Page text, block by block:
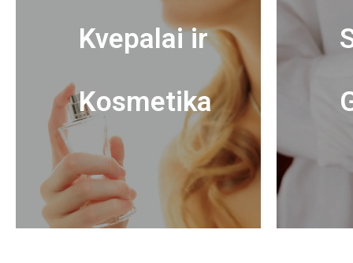
Kvepalai ir
Kosmetika